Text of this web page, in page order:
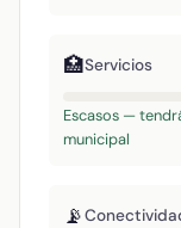
🏥Servicios
Escasos —
municipal
📡